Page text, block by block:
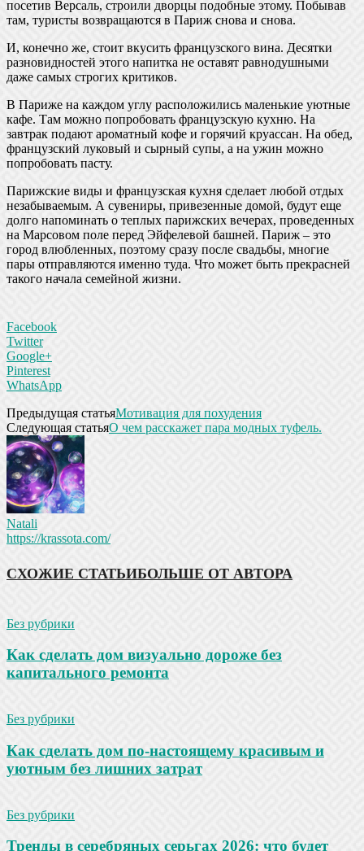
посетив Версаль, строили дворцы подобные этому. Побывав
там, туристы возвращаются в Париж снова и снова.
И, конечно же, стоит вкусить французского вина. Десятки
разновидностей этого напитка не оставят равнодушными
даже самых строгих критиков.
В Париже на каждом углу расположились маленькие уютные
кафе. Там можно попробовать французскую кухню. На
завтрак подают ароматный кофе и горячий круассан. На обед,
французский луковый и сырный супы, а на ужин можно
попробовать пасту.
Парижские виды и французская кухня сделает любой отдых
незабываемым. А сувениры, привезенные домой, будут еще
долго напоминать о теплых парижских вечерах, проведенных
на Марсовом поле перед Эйфелевой башней. Париж – это
город влюбленных, поэтому сразу после свадьбы, многие
пары отправляются именно туда. Что может быть прекрасней
такого начала семейной жизни.
Facebook
Twitter
Google+
Pinterest
WhatsApp
Предыдущая статьяМотивация для похудения
Следующая статьяО чем расскажет пара модных туфель.
Natali
https://krassota.com/
СХОЖИЕ СТАТЬИБОЛЬШЕ ОТ АВТОРА
Без рубрики
Как сделать дом визуально дороже без
капитального ремонта
Без рубрики
Как сделать дом по-настоящему красивым и
уютным без лишних затрат
Без рубрики
Тренды в серебряных серьгах 2026: что будет